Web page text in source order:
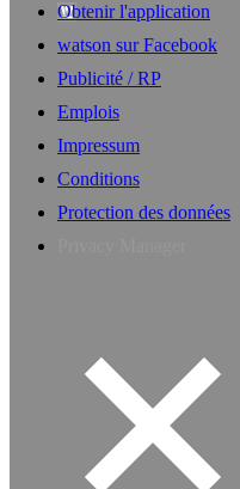
Obtenir l'application
watson sur Facebook
Publicité / RP
Emplois
Impressum
Conditions
Protection des données